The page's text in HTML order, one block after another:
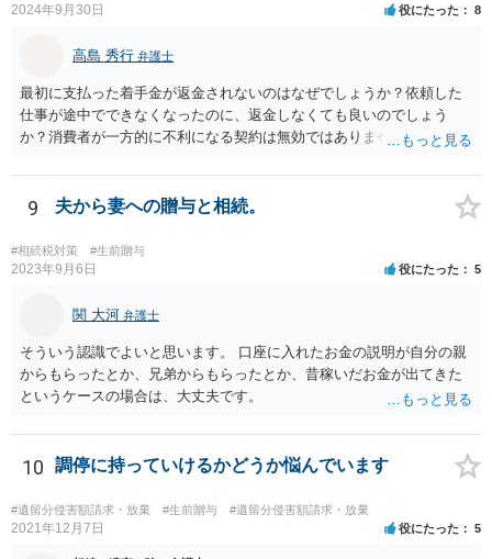
2024年9月30日 役にたった 8
高島 秀行 弁護士
最初に支払った着手金が返金されないのはなぜでしょうか？依頼した
仕事が途中でできなくなったのに、返金しなくても良いのでしょう
か？消費者が一方的に不利になる契約は無効ではありませんか？
務があると思います。 倒れた弁護士が所属する弁護士会に相談さ
れた方がよいと思います。 倒れた弁護士は脳梗塞で倒れたようで
選任したのか 即ち、復代理人の選任は有効なのかという問題もあ
ると思います。
9 夫から妻への贈与と相続。
#相続税対策 #生前贈与
2023年9月6日 役にたった 5
関 大河 弁護士
そういう認識でよいと思います。 口座に入れたお金の説明が自分の親
からもらったとか、兄弟からもらったとか、昔稼いだお金が出てきた
というケースの場合は、大丈夫です。
10 調停に持っていけるかどうか悩んでいます
#遺留分侵害額請求・放棄 #生前贈与 #遺留分侵害額請求・放棄
2021年12月7日 役にたった 5